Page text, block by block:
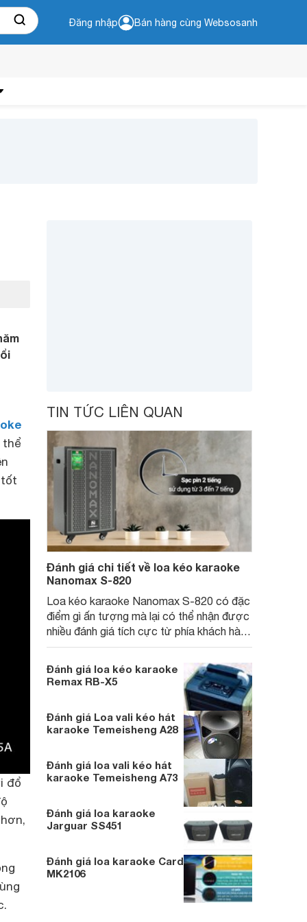
Đăng nhập Bán hàng cùng Websosanh
thể
đổ
TIN TỨC LIÊN QUAN
Đánh giá chi tiết về loa kéo karaoke
Nanomax S-820
Loa kéo karaoke Nanomax S-820 có đặc
điểm gì ấn tượng mà lại có thể nhận được
nhiều đánh giá tích cực từ phía khách hàng
đến vậy? Cùng tìm hiểu ngay nhé.
Đánh giá loa kéo karaoke
Remax RB-X5
Đánh giá Loa vali kéo hát
karaoke Temeisheng A28
Đánh giá loa vali kéo hát
karaoke Temeisheng A73
Đánh giá loa karaoke
Jarguar SS451
Đánh giá loa karaoke Card
MK2106